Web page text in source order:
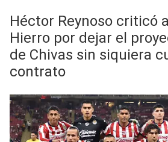
Héctor Reynoso criticó
Hierro por dejar el
de Chivas sin siquiera
contrato